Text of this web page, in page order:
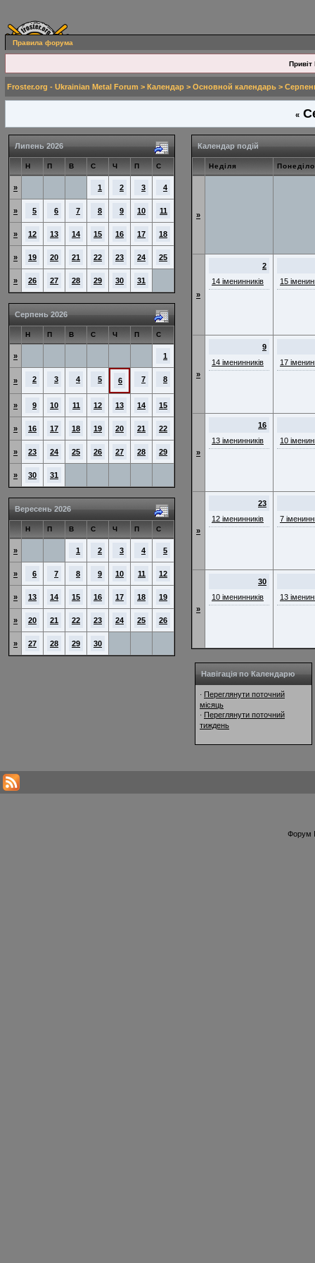
Правила форума
Привіт
Froster.org - Ukrainian Metal Forum > Календар > Основной календарь >
«
Липень 2026
Н П В С Ч П С
» 1 2 3 4
» 5 6 7 8 9 10 11
» 12 13 14 15 16 17 18
» 19 20 21 22 23 24 25
» 26 27 28 29 30 31
Серпень 2026
Н П В С Ч П С
» 1
» 2 3 4 5 6 7 8
» 9 10 11 12 13 14 15
» 16 17 18 19 20 21 22
» 23 24 25 26 27 28 29
» 30 31
Вересень 2026
Н П В С Ч П С
» 1 2 3 4 5
» 6 7 8 9 10 11 12
» 13 14 15 16 17 18 19
» 20 21 22 23 24 25 26
» 27 28 29 30
Календар подій
Неділя
»
»
2
14 іменинників
15
»
9
14 іменинників
17
»
16
13 іменинників
10
»
23
12 іменинників
7
»
30
10 іменинників
13
Навігація по Календарю
· Переглянути поточний
місяць
· Переглянути поточний
тиждень
Форум